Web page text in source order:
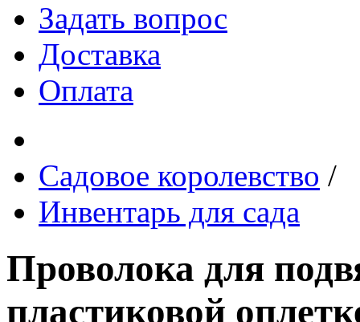
Задать вопрос
Доставка
Оплата
Садовое королевство /
Инвентарь для сада
Проволока для
пластиковой